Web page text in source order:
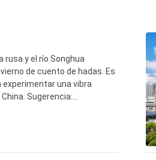
rusa y el río Songhua
de cuento de hadas. Es
una vibra
Sugerencia: